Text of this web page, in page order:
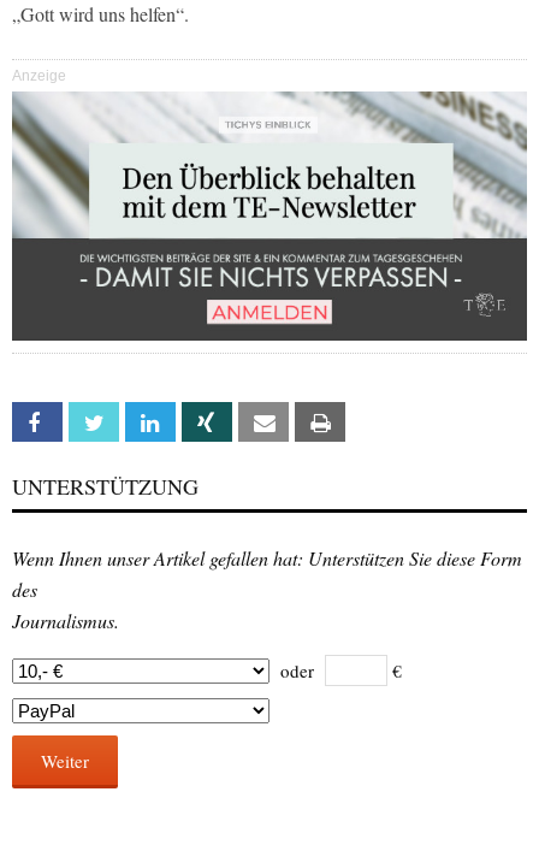
„Gott wird uns helfen“.
Anzeige
Facebook Twitter Linkedin Xing Email
UNTERSTÜTZUNG
Wenn Ihnen unser Artikel gefallen hat: Unterstützen Sie diese Form
des
Journalismus.
oder €
Weiter